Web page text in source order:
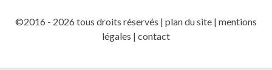
©2016 - 2026 tous droits réservés | plan du site | mentions
légales | contact